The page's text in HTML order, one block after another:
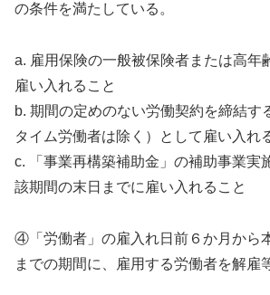
の条件を満たしている。
a. 雇用保険の一般被保険者または高年
雇い入れること
b. 期間の定めのない労働契約を締結す
タイム労働者は除く）として雇い入れ
c. 「事業再構築補助金」の補助事業実
該期間の末日までに雇い入れること
④「労働者」の雇入れ日前６か月から
までの期間に、雇用する労働者を解雇